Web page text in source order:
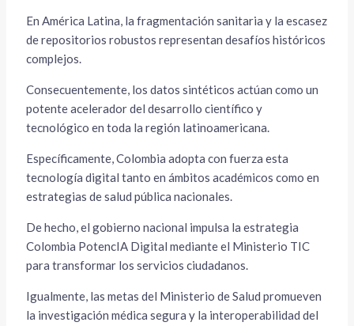
En América Latina, la fragmentación sanitaria y la escasez
de repositorios robustos representan desafíos históricos
complejos.
Consecuentemente, los datos sintéticos actúan como un
potente acelerador del desarrollo científico y
tecnológico en toda la región latinoamericana.
Específicamente, Colombia adopta con fuerza esta
tecnología digital tanto en ámbitos académicos como en
estrategias de salud pública nacionales.
De hecho, el gobierno nacional impulsa la estrategia
Colombia PotencIA Digital mediante el Ministerio TIC
para transformar los servicios ciudadanos.
Igualmente, las metas del Ministerio de Salud promueven
la investigación médica segura y la interoperabilidad del